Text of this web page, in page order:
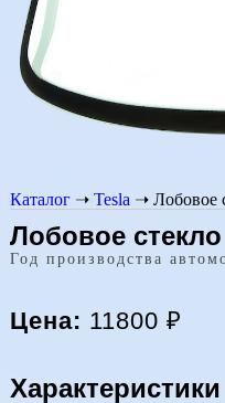
Каталог ➝ Tesla ➝ Лобовое
Лобовое
Год производства
Цена: 11800 ₽